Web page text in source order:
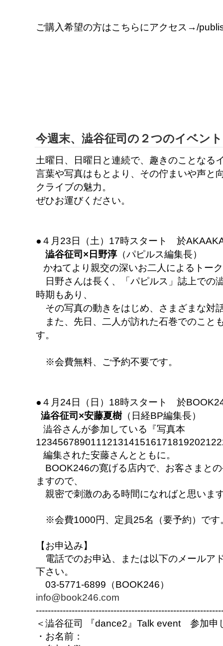
ご購入希望の方はこちらにアクセス→/
今週末、澁谷征司の２つのイベント
土曜日、日曜日と連続で、趣きのことなる
言葉や写真はもとより、その佇まいや声と
クライブの魅力。
ぜひお運びください。
●４月23日（土）17時スタート 於
澁谷征司×日野淳（パピルス編集長）
かねてより親交の深いお二人によるトー
日野さんは長く、「パピルス」誌上での
時期もあり、
その写真の動きをはじめ、さまざまな対
また、先日、二人が訪れた石巻でのこと
す。
※会費無料、ご予約不要です。
●４月24日（日）18時スタート 於
澁谷征司×安藤夏樹（日経BP編集長）
澁谷さんが参加している『写真本
編集された安藤さんとともに。
BOOK246の寛げる店内で、お客さまと
ますので、
親密で刺激のある時間になればと思いま
※会費1000円、定員25名（要予約）です
【お申込み】
電話でのお申込、または以下のメールア
下さい。
03-5771-6899（BOOK246）
info@book246.com
＜澁谷征司 『dance2』Talk event 参加申
・お名前：